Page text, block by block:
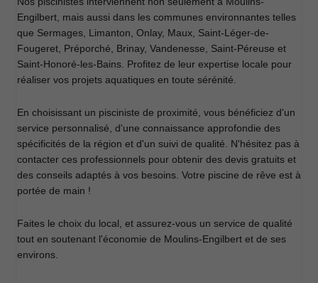
Engilbert, mais aussi dans les communes environnantes telles
que Sermages, Limanton, Onlay, Maux, Saint-Léger-de-
Fougeret, Préporché, Brinay, Vandenesse, Saint-Péreuse et
Saint-Honoré-les-Bains. Profitez de leur expertise locale pour
réaliser vos projets aquatiques en toute sérénité.
En choisissant un pisciniste de proximité, vous bénéficiez d'un
service personnalisé, d'une connaissance approfondie des
spécificités de la région et d'un suivi de qualité. N'hésitez pas à
contacter ces professionnels pour obtenir des devis gratuits et
des conseils adaptés à vos besoins. Votre piscine de rêve est à
portée de main !
Faites le choix du local, et assurez-vous un service de qualité
tout en soutenant l'économie de Moulins-Engilbert et de ses
environs.